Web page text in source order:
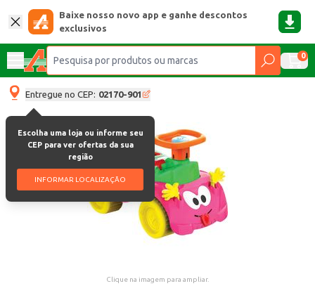
Baixe nosso novo app e ganhe descontos
exclusivos
0
Entregue no CEP: 02170-901
Escolha uma loja ou informe seu
CEP para ver ofertas da sua
região
INFORMAR LOCALIZAÇÃO
Clique na imagem para ampliar.